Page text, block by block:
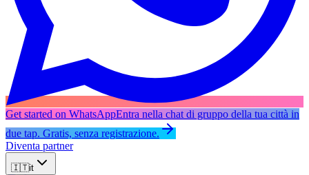
Get started on WhatsAppEntra nella chat di gruppo della tua città in
due tap. Gratis, senza registrazione.
Diventa partner
🇮🇹it